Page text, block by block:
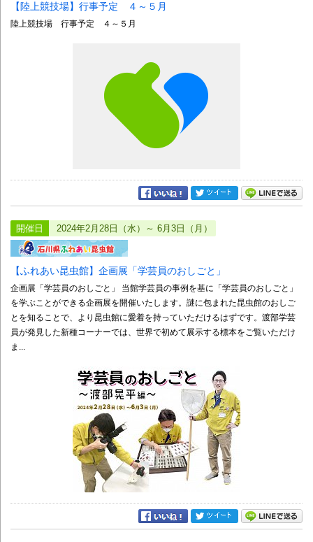
【陸上競技場】行事予定 ４～５月
陸上競技場 行事予定 ４～５月
開催日 2024年2月28日（水）～ 6月3日（月）
【ふれあい昆虫館】企画展「学芸員のおしごと」
企画展「学芸員のおしごと」 当館学芸員の事例を基に「学芸員のおしごと」
を学ぶことができる企画展を開催いたします。謎に包まれた昆虫館のおしご
とを知ることで、より昆虫館に愛着を持っていただけるはずです。渡部学芸
員が発見した新種コーナーでは、世界で初めて展示する標本をご覧いただけ
ま...